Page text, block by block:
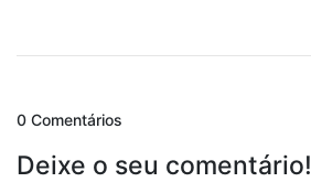
0 Comentários
Deixe o seu comentário!